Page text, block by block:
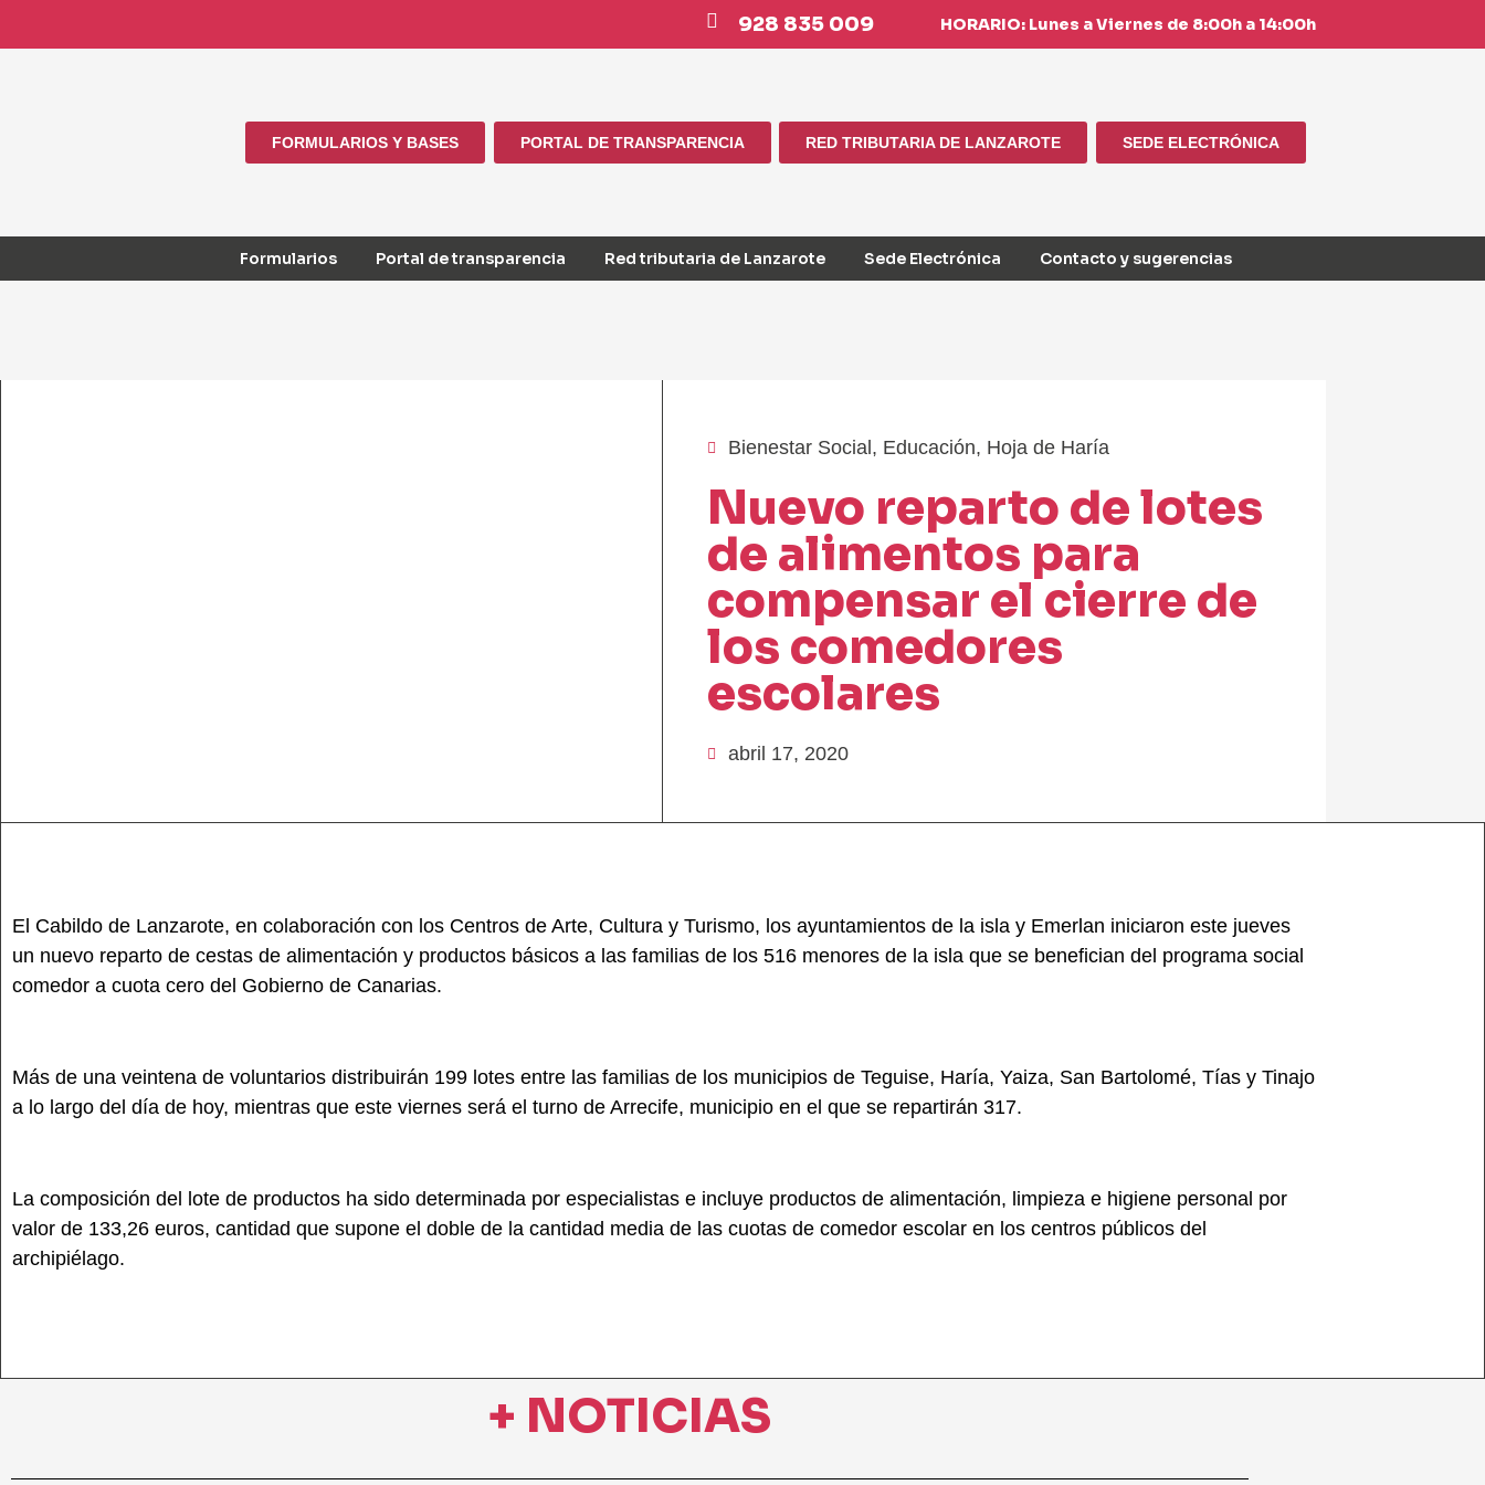
928 835 009 HORARIO: Lunes a Viernes de 8:00h a 14:00h
FORMULARIOS Y BASES PORTAL DE TRANSPARENCIA RED TRIBUTARIA DE LANZAROTE SEDE ELECTRÓNICA
Formularios Portal de transparencia Red tributaria de Lanzarote Sede Electrónica Contacto y sugerencias
Bienestar Social , Educación, Hoja de Haría
Nuevo reparto de lotes
de alimentos para
compensar el cierre de
los comedores
escolares
abril 17, 2020
El Cabildo de Lanzarote, en colaboración con los Centros de Arte, Cultura y Turismo, los ayuntamientos de la isla y Emerlan iniciaron este jueves
un nuevo reparto de cestas de alimentación y productos básicos a las familias de los 516 menores de la isla que se benefician del programa social
comedor a cuota cero del Gobierno de Canarias.
Más de una veintena de voluntarios distribuirán 199 lotes entre las familias de los municipios de Teguise, Haría, Yaiza, San Bartolomé, Tías y Tinajo
a lo largo del día de hoy, mientras que este viernes será el turno de Arrecife, municipio en el que se repartirán 317.
La composición del lote de productos ha sido determinada por especialistas e incluye productos de alimentación, limpieza e higiene personal por
valor de 133,26 euros, cantidad que supone el doble de la cantidad media de las cuotas de comedor escolar en los centros públicos del
archipiélago.
+ NOTICIAS